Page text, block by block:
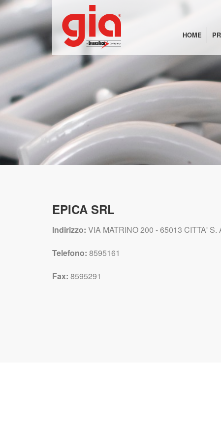
HOME
EPICA SRL
Indirizzo: VIA MATRINO 200 - 65013 CITTA'
Telefono: 8595161
Fax: 8595291